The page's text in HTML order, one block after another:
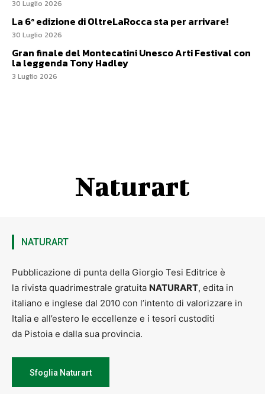
30 Luglio 2026
La 6ª edizione di OltreLaRocca sta per arrivare!
30 Luglio 2026
Gran finale del Montecatini Unesco Arti Festival con
la leggenda Tony Hadley
3 Luglio 2026
Naturart
NATURART
Pubblicazione di punta della Giorgio Tesi Editrice è
la rivista quadrimestrale gratuita NATURART, edita in
italiano e inglese dal 2010 con l’intento di valorizzare in
Italia e all’estero le eccellenze e i tesori custoditi
da Pistoia e dalla sua provincia.
Sfoglia Naturart